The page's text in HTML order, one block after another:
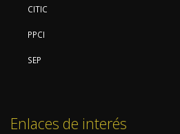
CITIC
PPCI
SEP
Enlaces de interés